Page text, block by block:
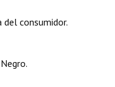
del consumidor.